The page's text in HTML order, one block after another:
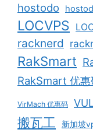
hostodo
LOCVPS
racknerd
RakSmart
RakSmart 优惠
VirMach 优惠码
搬瓦工
新加坡